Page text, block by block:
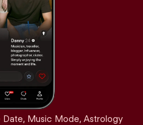
Music Mode, Astrology